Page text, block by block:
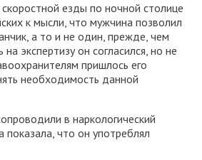
езды по ночной столице
к мысли, что мужчина позволил
а то и не один, прежде, чем
на экспертизу он согласился, но не
пришлось его
необходимость данной
в наркологический
показала, что он употреблял